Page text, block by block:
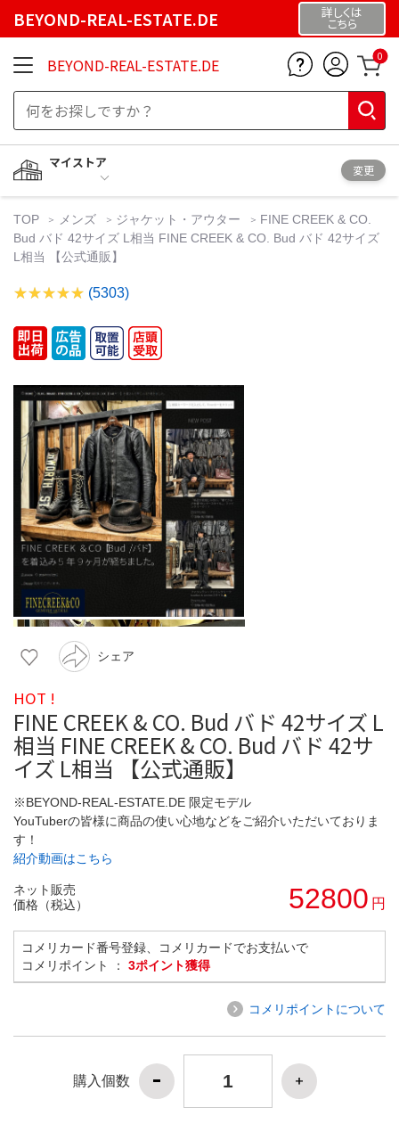
BEYOND-REAL-ESTATE.DE 詳しくは
こちら
BEYOND-REAL-ESTATE.DE 0
マイストア
変更
TOP メンズ ジャケット・アウター
FINE CREEK & CO.
Bud バド 42サイズ L相当 FINE CREEK & CO. Bud バド 42サイズ
L相当 【公式通販】
(5303)
シェア
HOT !
FINE CREEK & CO. Bud バド 42サイズ L
相当 FINE CREEK & CO. Bud バド 42サ
イズ L相当 【公式通販】
※BEYOND-REAL-ESTATE.DE 限定モデル
YouTuberの皆様に商品の使い心地などをご紹介いただいておりま
す！
紹介動画はこちら
ネット販売
価格（税込）
52800 円
コメリカード番号登録、コメリカードでお支払いで
コメリポイント ： 3ポイント獲得
コメリポイントについて
購入個数